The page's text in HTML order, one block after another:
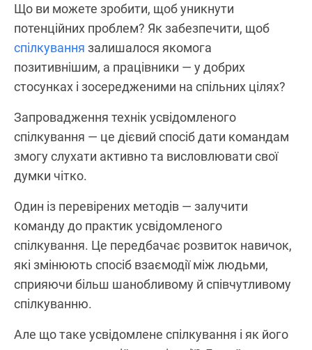
Що ви можете зробити, щоб уникнути
потенційних проблем? Як забезпечити, щоб
спілкування залишалося якомога
позитивнішим, а працівники — у добрих
стосунках і зосередженими на спільних цілях?
Запровадження технік усвідомленого
спілкування — це дієвий спосіб дати командам
змогу слухати активно та висловлювати свої
думки чітко.
Один із перевірених методів — залучити
команду до практик усвідомленого
спілкування. Це передбачає розвиток навичок,
які змінюють спосіб взаємодії між людьми,
сприяючи більш шанобливому й співчутливому
спілкуванню.
Але що таке усвідомлене спілкування і як його